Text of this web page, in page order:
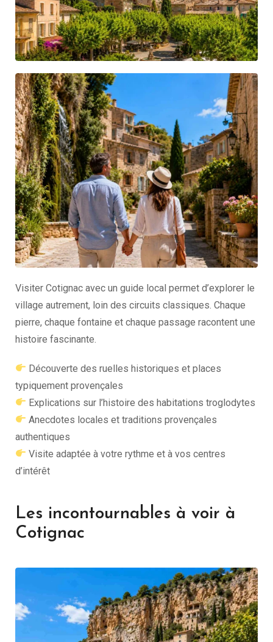
Visiter Cotignac avec un guide local permet d’explorer le
village autrement, loin des circuits classiques. Chaque
pierre, chaque fontaine et chaque passage racontent une
histoire fascinante.
Découverte des ruelles historiques et places
typiquement provençales
Explications sur l’histoire des habitations troglodytes
Anecdotes locales et traditions provençales
authentiques
Visite adaptée à votre rythme et à vos centres
d’intérêt
Les incontournables à voir à
Cotignac